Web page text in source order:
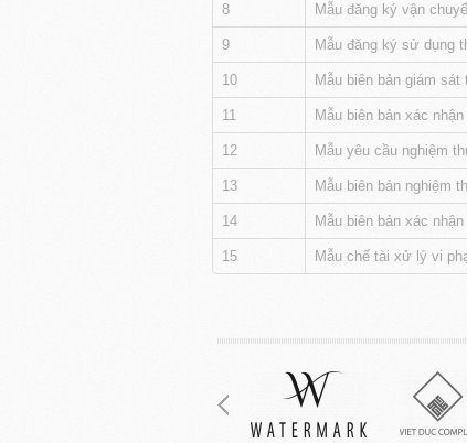
8 Mẫu đăng ký vận
9 Mẫu đăng ký sử dụng
10 Mẫu biên bản giám
11 Mẫu biên bản xác
12 Mẫu yêu cầu nghiệm
13 Mẫu biên bản nghiệm
14 Mẫu biên bản xác
15 Mẫu chế tài xử lý vi